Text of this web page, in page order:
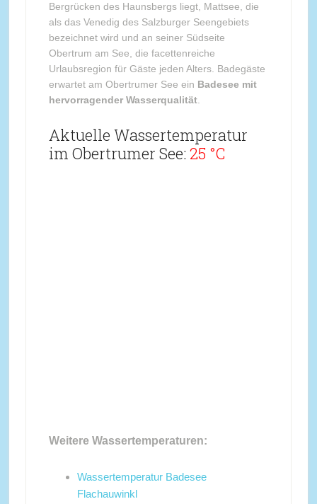
Bergrücken des Haunsbergs liegt, Mattsee, die
als das Venedig des Salzburger Seengebiets
bezeichnet wird und an seiner Südseite
Obertrum am See, die facettenreiche
Urlaubsregion für Gäste jeden Alters. Badegäste
erwartet am Obertrumer See ein Badesee mit
hervorragender Wasserqualität.
Aktuelle Wassertemperatur
im Obertrumer See: 25 °C
Weitere Wassertemperaturen:
Wassertemperatur Badesee
Flachauwinkl